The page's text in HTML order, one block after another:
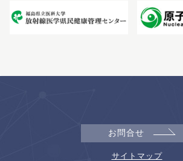
お問合せ
サイトマップ